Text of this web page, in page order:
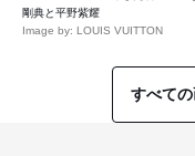
剛典と平野紫耀
Image by: LOUIS VUITTON
すべて